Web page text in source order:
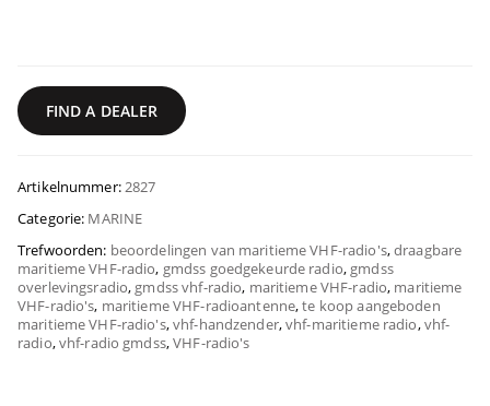
FIND A DEALER
Artikelnummer:2827
Categorie: MARINE
Trefwoorden: beoordelingen van maritieme VHF-radio's,draagbare
maritieme VHF-radio, gmdss goedgekeurde radio, gmdss
overlevingsradio, gmdss vhf-radio, maritieme VHF-radio, maritieme
VHF-radio's, maritieme VHF-radioantenne,te koop aangeboden
maritieme VHF-radio's,vhf-handzender,vhf-maritieme radio,vhf-
radio,vhf-radio gmdss,VHF-radio's